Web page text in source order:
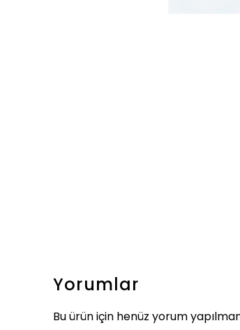
Yorumlar
Bu ürün için henüz yorum